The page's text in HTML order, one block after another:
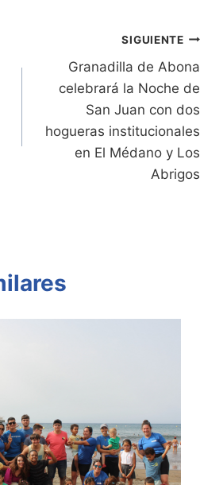
SIGUIENTE
Granadilla de Abona
celebrará la Noche de
San Juan con dos
hogueras institucionales
en El Médano y Los
Abrigos